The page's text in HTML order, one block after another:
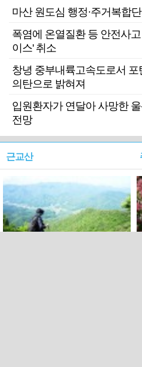
마산 원도심 행정·주거복합
폭염에 온열질환 등 안전사
이스' 취소
창녕 중부내륙고속도로서
의탄으로 밝혀져
입원환자가 연달아 사망한
전망
근교산